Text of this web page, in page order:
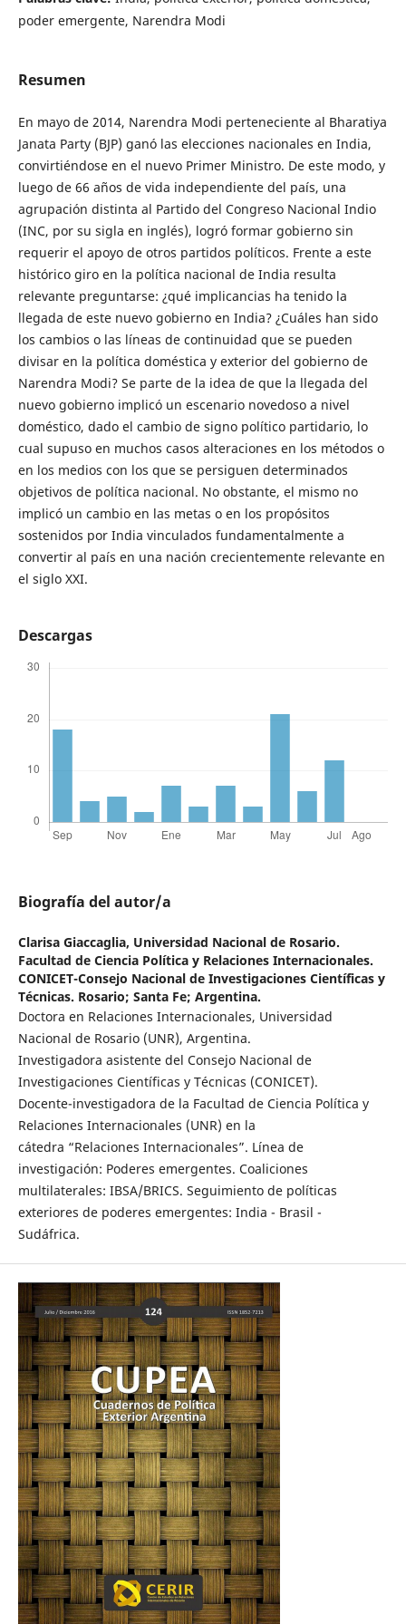
poder emergente, Narendra Modi
Resumen
En mayo de 2014, Narendra Modi perteneciente al Bharatiya
Janata Party (BJP) ganó las elecciones nacionales en India,
convirtiéndose en el nuevo Primer Ministro. De este modo, y
luego de 66 años de vida independiente del país, una
agrupación distinta al Partido del Congreso Nacional Indio
(INC, por su sigla en inglés), logró formar gobierno sin
requerir el apoyo de otros partidos políticos. Frente a este
histórico giro en la política nacional de India resulta
relevante preguntarse: ¿qué implicancias ha tenido la
llegada de este nuevo gobierno en India? ¿Cuáles han sido
los cambios o las líneas de continuidad que se pueden
divisar en la política doméstica y exterior del gobierno de
Narendra Modi? Se parte de la idea de que la llegada del
nuevo gobierno implicó un escenario novedoso a nivel
doméstico, dado el cambio de signo político partidario, lo
cual supuso en muchos casos alteraciones en los métodos o
en los medios con los que se persiguen determinados
objetivos de política nacional. No obstante, el mismo no
implicó un cambio en las metas o en los propósitos
sostenidos por India vinculados fundamentalmente a
convertir al país en una nación crecientemente relevante en
el siglo XXI.
Descargas
Biografía del autor/a
Clarisa Giaccaglia, Universidad Nacional de Rosario.
Facultad de Ciencia Política y Relaciones Internacionales.
CONICET-Consejo Nacional de Investigaciones Científicas y
Técnicas. Rosario; Santa Fe; Argentina.
Doctora en Relaciones Internacionales, Universidad
Nacional de Rosario (UNR), Argentina.
Investigadora asistente del Consejo Nacional de
Investigaciones Científicas y Técnicas (CONICET).
Docente-investigadora de la Facultad de Ciencia Política y
Relaciones Internacionales (UNR) en la
cátedra “Relaciones Internacionales”. Línea de
investigación: Poderes emergentes. Coaliciones
multilaterales: IBSA/BRICS. Seguimiento de políticas
exteriores de poderes emergentes: India - Brasil -
Sudáfrica.